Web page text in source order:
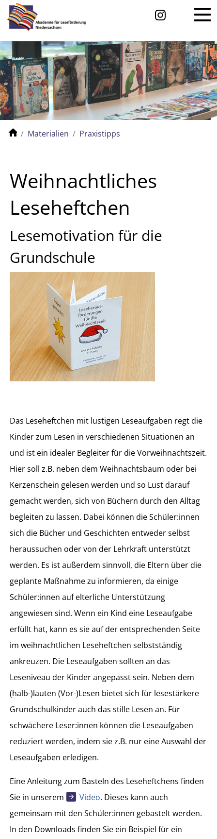
Materialien Praxistipps
Weihnachtliches
Leseheftchen
Lesemotivation für die
Grundschule
Das Leseheftchen mit lustigen Leseaufgaben regt die
Kinder zum Lesen in verschiedenen Situationen an
und ist ein idealer Begleiter für die Vorweihnachtszeit.
Hier soll z.B. neben dem Weihnachtsbaum oder bei
Kerzenschein gelesen werden und so Lust darauf
gemacht werden, sich von Büchern durch den Alltag
begleiten zu lassen. Dabei können die Schüler:innen
sich die Bücher und Geschichten entweder selbst
heraussuchen oder von der Lehrkraft unterstützt
werden. Es ist außerdem sinnvoll, die Eltern über die
geplante Maßnahme zu informieren, da einige
Schüler:innen auf elterliche Unterstützung
angewiesen sind. Wenn ein Kind eine Leseaufgabe
erfüllt hat, kann es sie auf der entsprechenden Seite
im weihnachtlichen Leseheftchen selbstständig
ankreuzen. Die Leseaufgaben sollten an das
Leseniveau der Kinder angepasst sein. Neben dem
(halb-)lauten (Vor-)Lesen bietet sich für lesestärkere
Grundschulkinder auch das stille Lesen an. Für
schwächere Leser:innen können die Leseaufgaben
reduziert werden, indem sie z.B. nur eine Auswahl der
Leseaufgaben erledigen.
Eine Anleitung zum Basteln des Leseheftchens finden
Sie in unserem
Video. Dieses kann auch
gemeinsam mit den Schüler:innen gebastelt werden.
In den Downloads finden Sie ein Beispiel für ein